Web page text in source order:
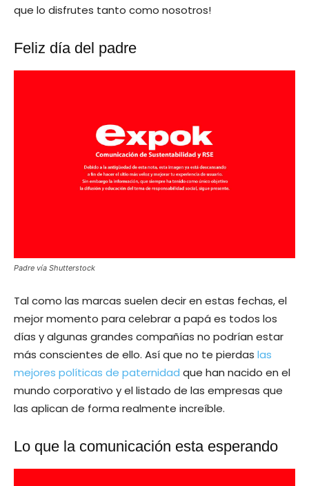
que lo disfrutes tanto como nosotros!
Feliz día del padre
Padre vía Shutterstock
Tal como las marcas suelen decir en estas fechas, el
mejor momento para celebrar a papá es todos los
días y algunas grandes compañías no podrían estar
más conscientes de ello. Así que no te pierdas las
mejores políticas de paternidad que han nacido en el
mundo corporativo y el listado de las empresas que
las aplican de forma realmente increíble.
Lo que la comunicación esta esperando